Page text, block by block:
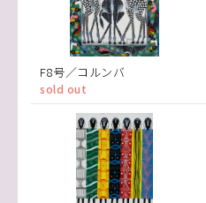
F8号／コルンバ
sold out